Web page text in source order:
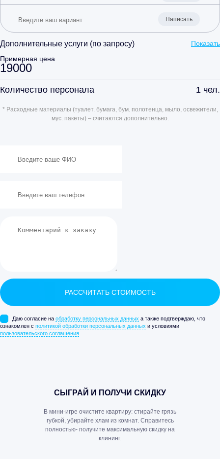
Написать
Дополнительные услуги (по запросу)
Показать
Примерная цена
19000
Количество персонала 1 чел.
* Расходные материалы (туалет. бумага, бум. полотенца, мыло, освежители,
мус. пакеты) – считаются дополнительно.
РАССЧИТАТЬ СТОИМОСТЬ
Даю согласие на обработку персональных данных а также подтверждаю, что
ознакомлен с политикой обработки персональных данных и условиями
пользовательского соглашения.
СЫГРАЙ И ПОЛУЧИ СКИДКУ
В мини-игре очистите квартиру: стирайте грязь
губкой, убирайте хлам из комнат. Справитесь
полностью- получите максимальную скидку на
клининг.